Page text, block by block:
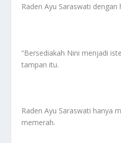
Raden Ayu Saraswati
“Bersediakah Nini menjadi
tampan itu.
Raden Ayu Saraswati hanya
memerah.